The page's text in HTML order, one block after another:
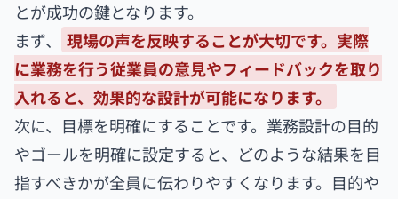
とが成功の鍵となります。
まず、
現場の声を反映することが大切です。実際
に業務を行う従業員の意見やフィードバックを取り
入れると、効果的な設計が可能になります。
次に、目標を明確にすることです。業務設計の目的
やゴールを明確に設定すると、どのような結果を目
指すべきかが全員に伝わりやすくなります。目的や